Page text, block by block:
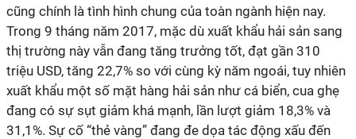
cũng chính là tình hình chung của toàn ngành hiện nay.
Trong 9 tháng năm 2017, mặc dù xuất khẩu hải sản sang
thị trường này vẫn đang tăng trưởng tốt, đạt gần 310
triệu USD, tăng 22,7% so với cùng kỳ năm ngoái, tuy nhiên
xuất khẩu một số mặt hàng hải sản như cá biển, cua ghẹ
đang có sự sụt giảm khá mạnh, lần lượt giảm 18,3% và
31,1%. Sự cố “thẻ vàng” đang đe dọa tác động xấu đến